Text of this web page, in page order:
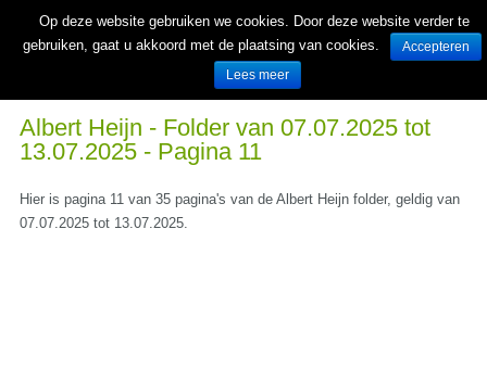
Wekelijks nieuwe folders van Nederlandse supermarkten en winkels
Albert Heijn - Folder van 07.07.2025 tot
13.07.2025 - Pagina 11
Hier is pagina 11 van 35 pagina's van de Albert Heijn folder, geldig van
07.07.2025 tot 13.07.2025.
Op deze website gebruiken we cookies. Door deze website verder te
gebruiken, gaat u akkoord met de plaatsing van cookies.
Accepteren
Lees meer